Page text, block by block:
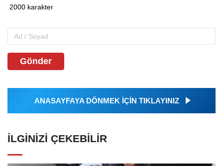
Gönder
ANASAYFAYA DÖNMEK İÇİN TIKLAYINIZ
İLGINIZI ÇEKEBILIR